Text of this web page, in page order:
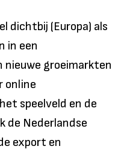
dichtbij (Europa) als
in een
nieuwe groeimarkten
online
speelveld en de
de Nederlandse
export en